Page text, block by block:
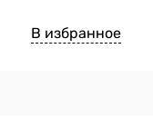
В избранное